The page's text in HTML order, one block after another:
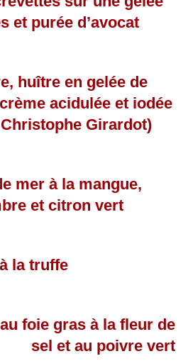
et purée d’avocat
huître en gelée de
acidulée et iodée
Girardot)
mer à la mangue,
et citron vert
la truffe
foie gras à la fleur de
sel et au poivre vert